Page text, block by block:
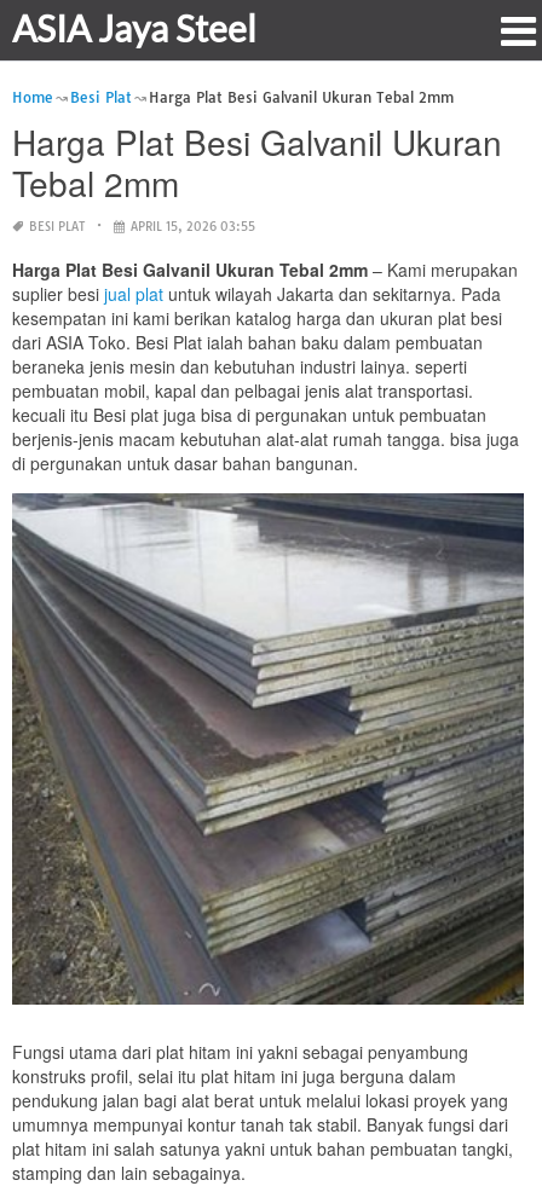
ASIA Jaya Steel
Home Besi Plat Harga Plat Besi Galvanil Ukuran Tebal 2mm
Harga Plat Besi Galvanil Ukuran
Tebal 2mm
BESI PLAT APRIL 15, 2026 03:55
Harga Plat Besi Galvanil Ukuran Tebal 2mm – Kami merupakan
suplier besi jual plat untuk wilayah Jakarta dan sekitarnya. Pada
kesempatan ini kami berikan katalog harga dan ukuran plat besi
dari ASIA Toko. Besi Plat ialah bahan baku dalam pembuatan
beraneka jenis mesin dan kebutuhan industri lainya. seperti
pembuatan mobil, kapal dan pelbagai jenis alat transportasi.
kecuali itu Besi plat juga bisa di pergunakan untuk pembuatan
berjenis-jenis macam kebutuhan alat-alat rumah tangga. bisa juga
di pergunakan untuk dasar bahan bangunan.
Fungsi utama dari plat hitam ini yakni sebagai penyambung
konstruks profil, selai itu plat hitam ini juga berguna dalam
pendukung jalan bagi alat berat untuk melalui lokasi proyek yang
umumnya mempunyai kontur tanah tak stabil. Banyak fungsi dari
plat hitam ini salah satunya yakni untuk bahan pembuatan tangki,
stamping dan lain sebagainya.